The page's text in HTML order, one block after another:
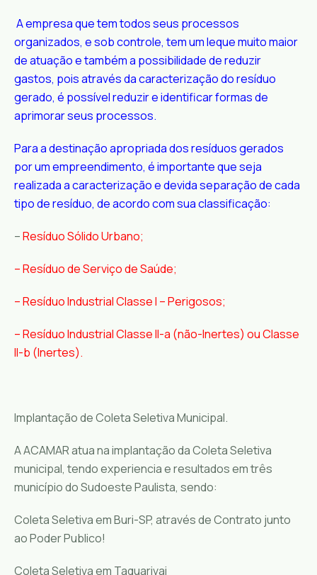
A empresa que tem todos seus processos
organizados, e sob controle, tem um leque muito maior
de atuação e também a possibilidade de reduzir
gastos, pois através da caracterização do resíduo
gerado, é possível reduzir e identificar formas de
aprimorar seus processos.
Para a destinação apropriada dos resíduos gerados
por um empreendimento, é importante que seja
realizada a caracterização e devida separação de cada
tipo de resíduo, de acordo com sua classificação:
–Resíduo Sólido Urbano;
– Resíduo de Serviço de Saúde;
– Resíduo Industrial Classe I – Perigosos;
– Resíduo Industrial Classe II-a (não-Inertes) ou Classe
II-b (Inertes).
Implantação de Coleta Seletiva Municipal.
A ACAMAR atua na implantação da Coleta Seletiva
municipal, tendo experiencia e resultados em três
município do Sudoeste Paulista, sendo:
Coleta Seletiva em Buri-SP, através de Contrato junto
ao Poder Publico!
Coleta Seletiva em Taquarivai